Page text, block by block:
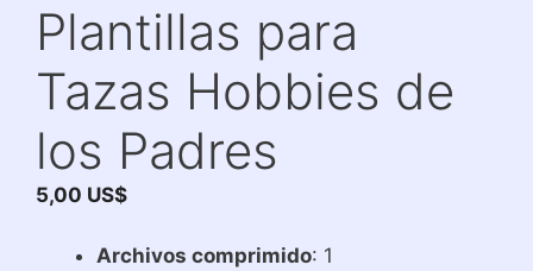
Plantillas para
Tazas Hobbies de
los Padres
5,00 US$
Archivos comprimido: 1